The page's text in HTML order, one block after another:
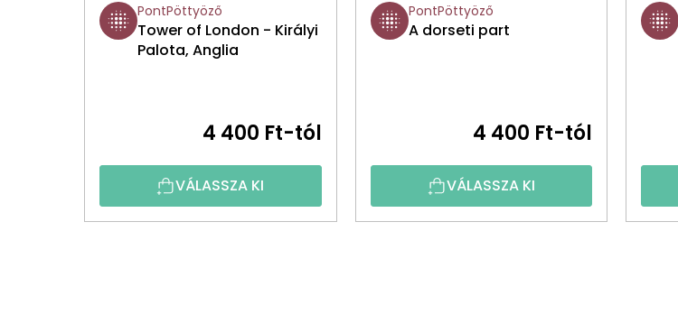
PontPöttyöző
Tower of London - Királyi
Palota, Anglia
4 400 Ft-tól
VÁLASSZA KI
PontPöttyöző
A dorseti part
4 400 Ft-tól
VÁLASSZA KI